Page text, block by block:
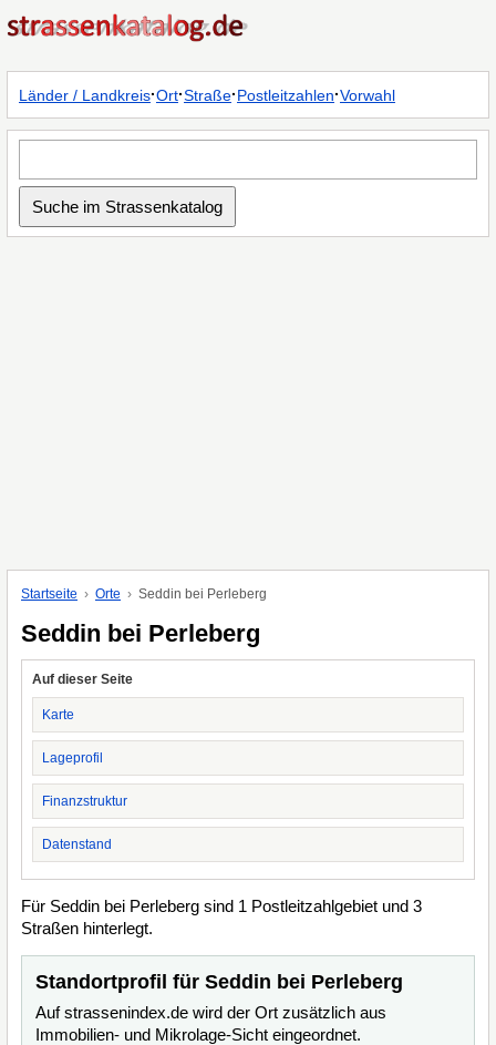
Länder / Landkreis·Ort·Straße·Postleitzahlen·Vorwahl
Startseite Orte Seddin bei Perleberg
Seddin bei Perleberg
Auf dieser Seite
Karte
Lageprofil
Finanzstruktur
Datenstand
Für Seddin bei Perleberg sind 1 Postleitzahlgebiet und 3
Straßen hinterlegt.
Standortprofil für Seddin bei Perleberg
Auf strassenindex.de wird der Ort zusätzlich aus
Immobilien- und Mikrolage-Sicht eingeordnet.